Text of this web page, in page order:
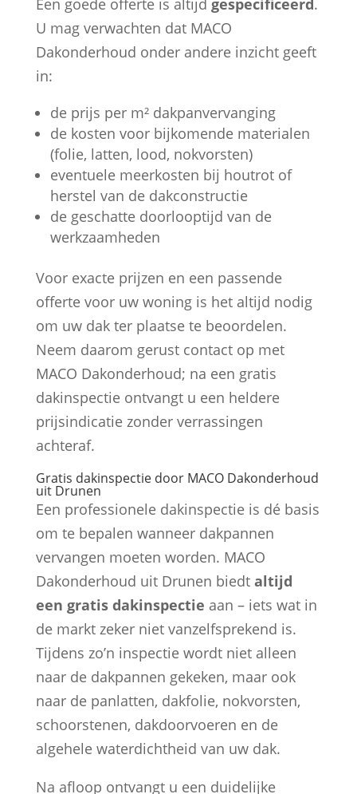
Een goede offerte is altijd gespecificeerd.
U mag verwachten dat MACO
Dakonderhoud onder andere inzicht geeft
in:
de prijs per m² dakpanvervanging
de kosten voor bijkomende materialen
(folie, latten, lood, nokvorsten)
eventuele meerkosten bij houtrot of
herstel van de dakconstructie
de geschatte doorlooptijd van de
werkzaamheden
Voor exacte prijzen en een passende
offerte voor uw woning is het altijd nodig
om uw dak ter plaatse te beoordelen.
Neem daarom gerust contact op met
MACO Dakonderhoud; na een gratis
dakinspectie ontvangt u een heldere
prijsindicatie zonder verrassingen
achteraf.
Gratis dakinspectie door MACO Dakonderhoud
uit Drunen
Een professionele dakinspectie is dé basis
om te bepalen wanneer dakpannen
vervangen moeten worden. MACO
Dakonderhoud uit Drunen biedt altijd
een gratis dakinspectie aan – iets wat in
de markt zeker niet vanzelfsprekend is.
Tijdens zo’n inspectie wordt niet alleen
naar de dakpannen gekeken, maar ook
naar de panlatten, dakfolie, nokvorsten,
schoorstenen, dakdoorvoeren en de
algehele waterdichtheid van uw dak.
Na afloop ontvangt u een duidelijke